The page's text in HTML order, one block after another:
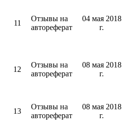
11
Отзывы на
автореферат
04 мая 2018
г.
12
Отзывы на
автореферат
08 мая 2018
г.
13
Отзывы на
автореферат
08 мая 2018
г.